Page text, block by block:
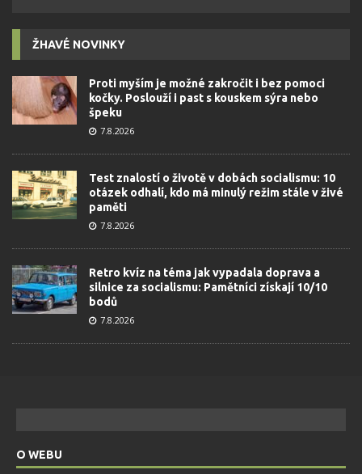
ŽHAVÉ NOVINKY
Proti myším je možné zakročit i bez pomoci
kočky. Poslouží i past s kouskem sýra nebo
špeku
7.8.2026
Test znalostí o životě v dobách socialismu: 10
otázek odhalí, kdo má minulý režim stále v živé
paměti
7.8.2026
Retro kvíz na téma jak vypadala doprava a
silnice za socialismu: Pamětníci získají 10/10
bodů
7.8.2026
O WEBU